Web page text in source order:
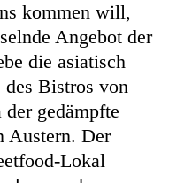
kommen will,
Angebot der
die asiatisch
des Bistros von
gedämpfte
Austern. Der
Lokal